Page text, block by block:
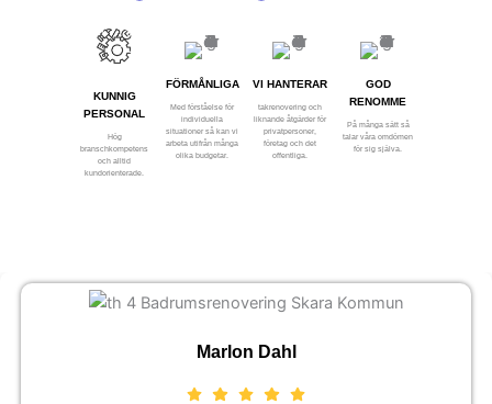
KUNNIG
PERSONAL
Hög
branschkompetens
och alltid
kundorienterade.
FÖRMÅNLIGA
Med förståelse för
individuella
situationer så kan vi
arbeta utifrån många
olika budgetar.
VI HANTERAR
takrenovering och
liknande åtgärder för
privatpersoner,
företag och det
offentliga.
GOD
RENOMME
På många sätt så
talar våra omdömen
för sig själva.
Marlon Dahl